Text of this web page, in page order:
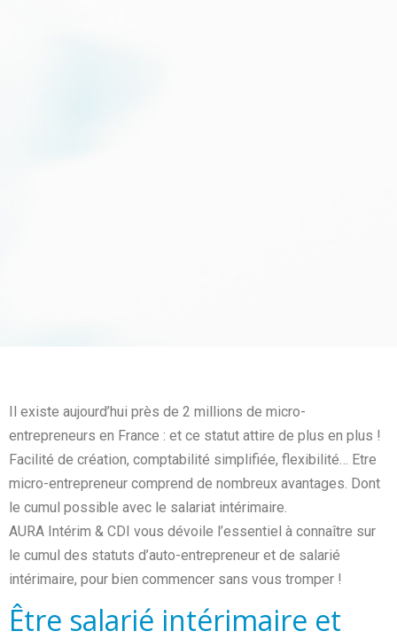
Il existe aujourd’hui près de 2 millions de micro-
entrepreneurs en France : et ce statut attire de plus en plus !
Facilité de création, comptabilité simplifiée, flexibilité… Etre
micro-entrepreneur comprend de nombreux avantages. Dont
le cumul possible avec le salariat intérimaire.
AURA Intérim & CDI vous dévoile l’essentiel à connaître sur
le cumul des statuts d’auto-entrepreneur et de salarié
intérimaire, pour bien commencer sans vous tromper !
Être salarié intérimaire et